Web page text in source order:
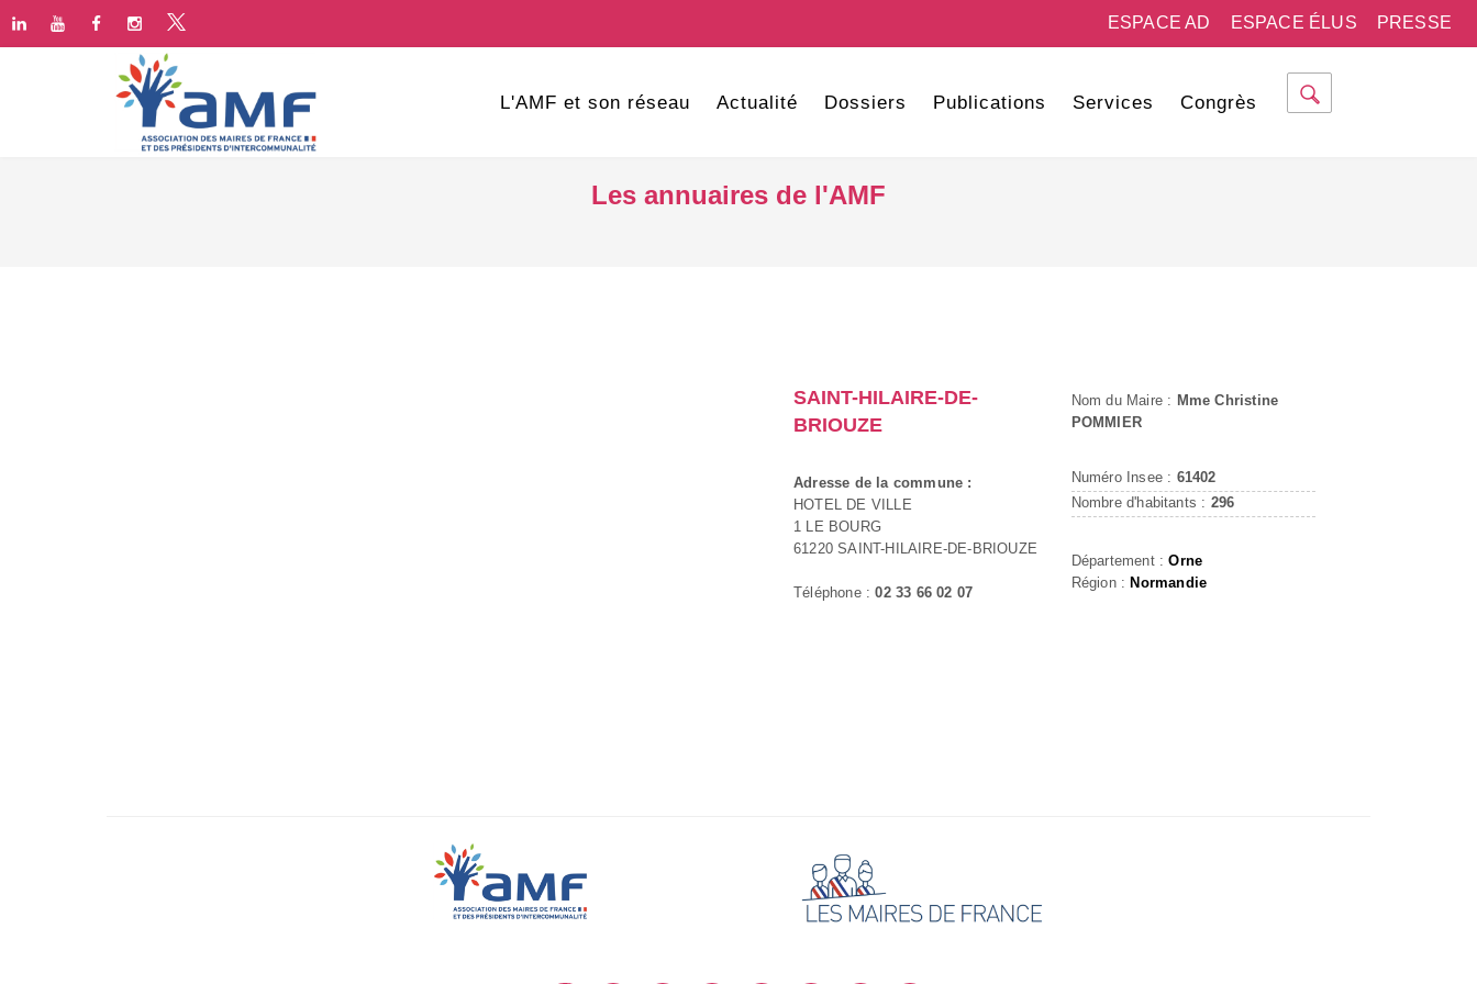
PRESSE
ESPACE ÉLUS
ESPACE AD
L'AMF et son réseau Actualité Dossiers Publications Services Congrès
Les annuaires de l'AMF
SAINT-HILAIRE-DE-
BRIOUZE
Adresse de la commune :
HOTEL DE VILLE
1 LE BOURG
61220 SAINT-HILAIRE-DE-BRIOUZE
Téléphone :02 33 66 02 07
Nom du Maire : Mme Christine
POMMIER
Numéro Insee : 61402
Nombre d'habitants : 296
Département :Orne
Région : Normandie